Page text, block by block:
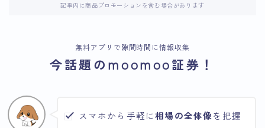
記事内に商品プロモーションを含む場合があります
無料アプリで隙間時間に情報収集
今話題のmoomoo証券！
スマホから手軽に相場の全体像を把握